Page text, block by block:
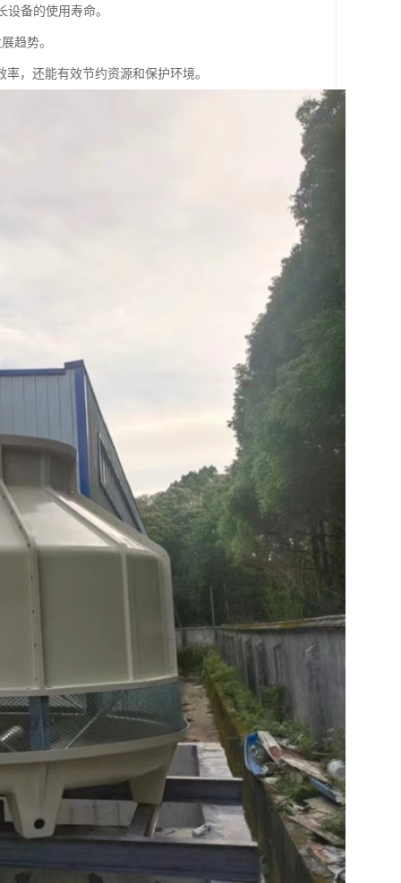
备的使用寿命。
趋势。
，还能有效节约资源和保护环境。